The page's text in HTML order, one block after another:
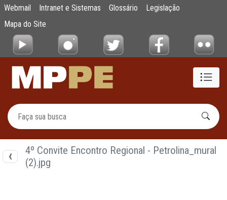
Pular para o Conteúdo principal
Documentos
Webmail Intranet e Sistemas Glossário
Legislação
Mapa do Site
4º Convite Encontro Regional - Petrolina_mural
(2).jpg